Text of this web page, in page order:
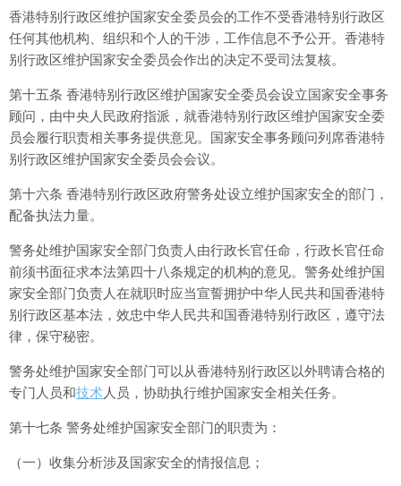
香港特别行政区维护国家安全委员会的工作不受香港特别行政区
任何其他机构、组织和个人的干涉，工作信息不予公开。香港特
别行政区维护国家安全委员会作出的决定不受司法复核。
第十五条 香港特别行政区维护国家安全委员会设立国家安全事务
顾问，由中央人民政府指派，就香港特别行政区维护国家安全委
员会履行职责相关事务提供意见。国家安全事务顾问列席香港特
别行政区维护国家安全委员会会议。
第十六条 香港特别行政区政府警务处设立维护国家安全的部门，
配备执法力量。
警务处维护国家安全部门负责人由行政长官任命，行政长官任命
前须书面征求本法第四十八条规定的机构的意见。警务处维护国
家安全部门负责人在就职时应当宣誓拥护中华人民共和国香港特
别行政区基本法，效忠中华人民共和国香港特别行政区，遵守法
律，保守秘密。
警务处维护国家安全部门可以从香港特别行政区以外聘请合格的
专门人员和技术人员，协助执行维护国家安全相关任务。
第十七条 警务处维护国家安全部门的职责为：
（一）收集分析涉及国家安全的情报信息；